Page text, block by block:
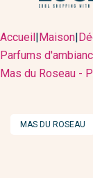
Accueil|Maison|
Parfums
Mas du Roseau -
MARQUE
MAS DU ROSEAU